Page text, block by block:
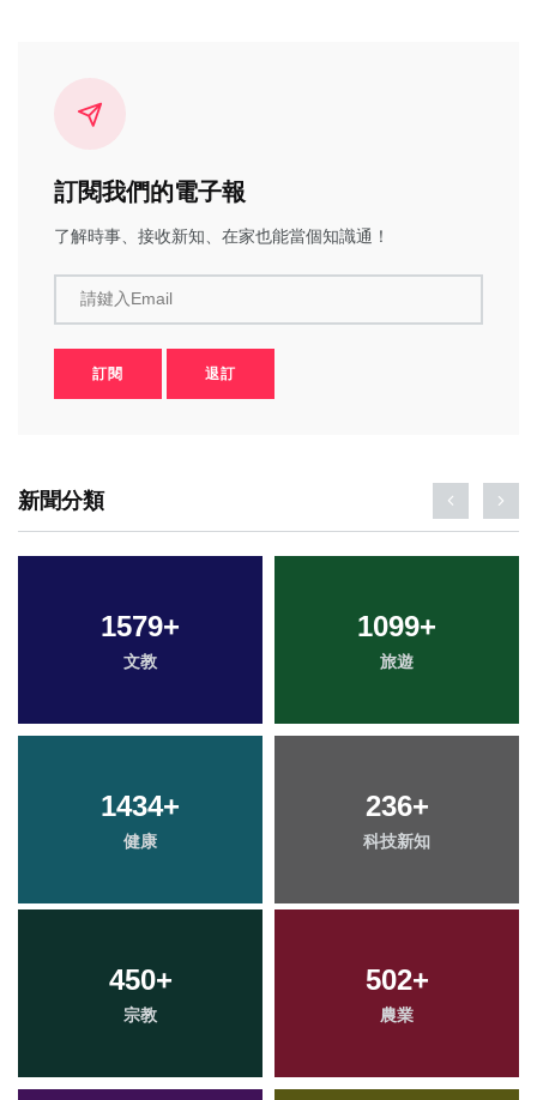
訂閱我們的電子報
了解時事、接收新知、在家也能當個知識通！
請鍵入Email
訂閱 退訂
新聞分類
1579+
文教
1099+
旅遊
1434+
健康
236+
科技新知
450+
宗教
502+
農業